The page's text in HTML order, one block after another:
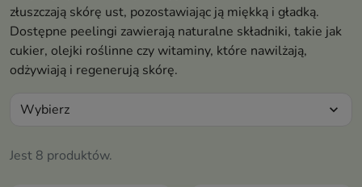
złuszczają skórę ust, pozostawiając ją miękką i gładką.
Dostępne peelingi zawierają naturalne składniki, takie jak
cukier, olejki roślinne czy witaminy, które nawilżają,
odżywiają i regenerują skórę.
Jest 8 produktów.
Wybierz expand_more